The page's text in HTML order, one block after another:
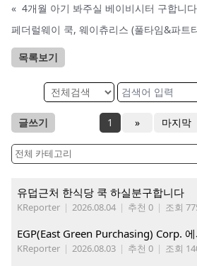
« 4개월 아기 봐주실 베이비시터 구합니
페더럴웨이 쿡, 웨이츄리스 (풀타임&파트
목록보기
글쓰기 1 » 마지막
유덥근처 한식당 쿡 하실분구합니다
KReporter | 2026.08.04 | 추천 0 | 조회
KReporter | 2026.08.03 | 추천 0 | 조회